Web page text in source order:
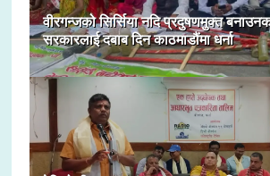
वीरगन्जको सिर्सिया नदि प्रदुषणमुक्त
सरकारलाई दबाब दिन काठमाडौंमा धर्ना